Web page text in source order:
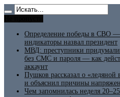
Определение победы в СВО
индикаторы назвал президент
МВД: преступники придумали
без СМС и пароля — как
аккаунт
Пушков рассказал о
и объяснил причины
Чем запомнилась неделя